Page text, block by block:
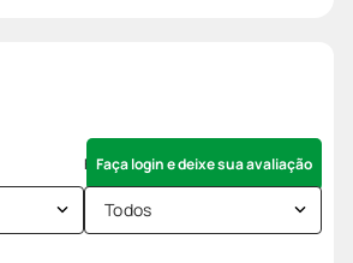
Faça login e deixe sua avaliação
Todos